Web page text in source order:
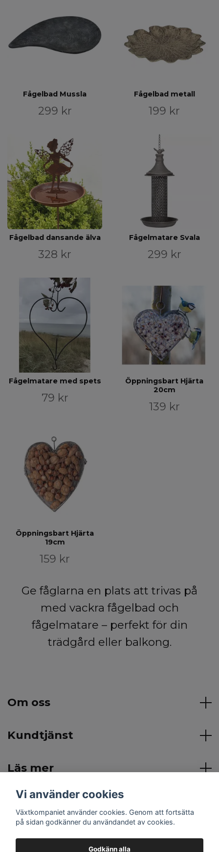
Fågelbad Mussla
299 kr
Fågelbad metall
199 kr
Fågelbad dansande älva
328 kr
Fågelmatare Svala
299 kr
Fågelmatare med spets
79 kr
Öppningsbart Hjärta
20cm
139 kr
Öppningsbart Hjärta
19cm
159 kr
Ge fåglarna en plats att trivas på
med vackra fågelbad och
fågelmatare – perfekt för din
trädgård eller balkong.
Om oss
Kundtjänst
Läs mer
Sociala medier
Vi använder cookies
Växtkompaniet använder cookies. Genom att fortsätta
på sidan godkänner du användandet av cookies.
Godkänn alla